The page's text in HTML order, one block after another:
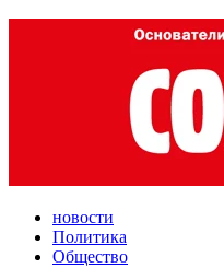
новости
Политика
Общество